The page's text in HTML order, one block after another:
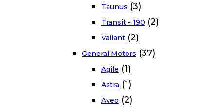
Taunus (3)
Transit - 190 (2)
Valiant (2)
General Motors (37)
Agile (1)
Astra (1)
Aveo (2)